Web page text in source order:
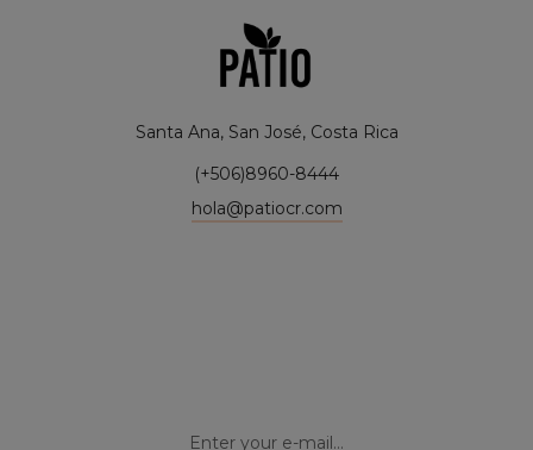
Santa Ana, San José, Costa Rica
(+506)8960-8444
hola@patiocr.com